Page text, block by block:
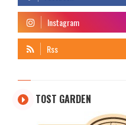
TOST GARDEN